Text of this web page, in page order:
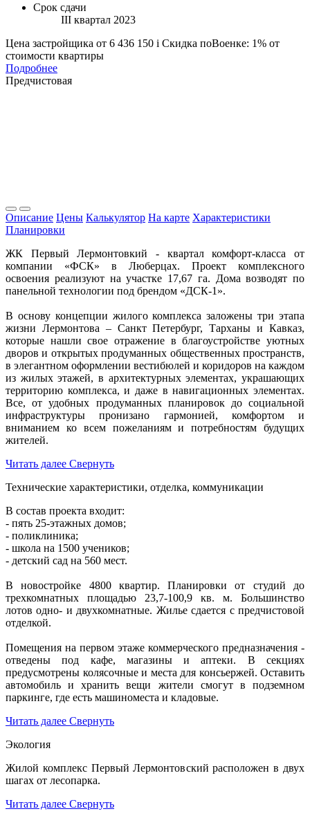
Срок сдачи
III квартал 2023
Цена застройщика от 6 436 150 i Скидка поВоенке: 1% от
стоимости квартиры
Подробнее
Предчистовая
Описание Цены Калькулятор На карте Характеристики
Планировки
ЖК Первый Лермонтовкий - квартал комфорт-класса от
компании «ФСК» в Люберцах. Проект комплексного
освоения реализуют на участке 17,67 га. Дома возводят по
панельной технологии под брендом «ДСК-1».
В основу концепции жилого комплекса заложены три этапа
жизни Лермонтова – Санкт Петербург, Тарханы и Кавказ,
которые нашли свое отражение в благоустройстве уютных
дворов и открытых продуманных общественных пространств,
в элегантном оформлении вестибюлей и коридоров на каждом
из жилых этажей, в архитектурных элементах, украшающих
территорию комплекса, и даже в навигационных элементах.
Все, от удобных продуманных планировок до социальной
инфраструктуры пронизано гармонией, комфортом и
вниманием ко всем пожеланиям и потребностям будущих
жителей.
Читать далее Свернуть
Технические характеристики, отделка, коммуникации
В состав проекта входит:
- пять 25-этажных домов;
- поликлиника;
- школа на 1500 учеников;
- детский сад на 560 мест.
В новостройке 4800 квартир. Планировки от студий до
трехкомнатных площадью 23,7-100,9 кв. м. Большинство
лотов одно- и двухкомнатные. Жилье сдается с предчистовой
отделкой.
Помещения на первом этаже коммерческого предназначения -
отведены под кафе, магазины и аптеки. В секциях
предусмотрены колясочные и места для консьержей. Оставить
автомобиль и хранить вещи жители смогут в подземном
паркинге, где есть машиноместа и кладовые.
Читать далее Свернуть
Экология
Жилой комплекс Первый Лермонтовский расположен в двух
шагах от лесопарка.
Читать далее Свернуть